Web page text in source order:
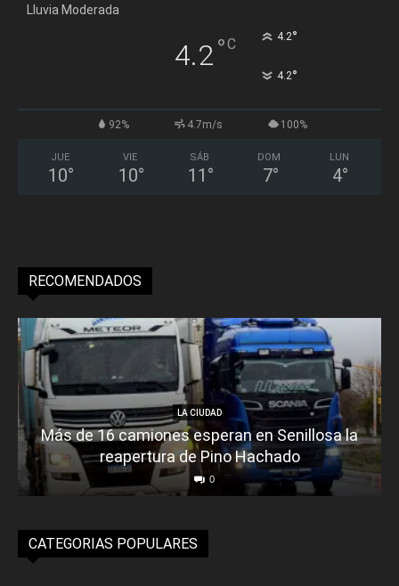
Lluvia Moderada
4.2°C 4.2°
4.2°
92% 4.7m/s 100%
JUE
10°
VIE
10°
SÁB
11 °
DOM
7°
LUN
4°
RECOMENDADOS
LA CIUDAD
Más de 16 camiones esperan en Senillosa la
reapertura de Pino Hachado
0
CATEGORIAS POPULARES